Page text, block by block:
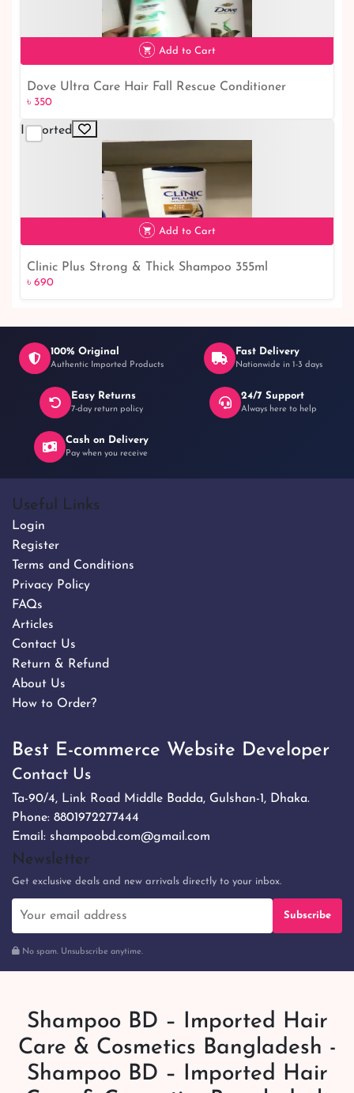
৳ 1,040
৳ 350
Add to Cart
Dove Ultra Care Hair Fall Rescue Conditioner
৳ 350
Imported
৳ 690
Add to Cart
Clinic Plus Strong & Thick Shampoo 355ml
৳ 690
100% Original
Authentic Imported Products
Fast Delivery
Nationwide in 1-3 days
Easy Returns
7-day return policy
24/7 Support
Always here to help
Cash on Delivery
Pay when you receive
Useful Links
Login
Register
Terms and Conditions
Privacy Policy
FAQs
Articles
Contact Us
Return & Refund
About Us
How to Order?
Best E-commerce Website Developer
Contact Us
Ta-90/4, Link Road Middle Badda, Gulshan-1, Dhaka.
Phone: 8801972277444
Email: shampoobd.com@gmail.com
Newsletter
Get exclusive deals and new arrivals directly to your inbox.
Subscribe
No spam. Unsubscribe anytime.
Shampoo BD – Imported Hair
Care & Cosmetics Bangladesh -
Shampoo BD – Imported Hair